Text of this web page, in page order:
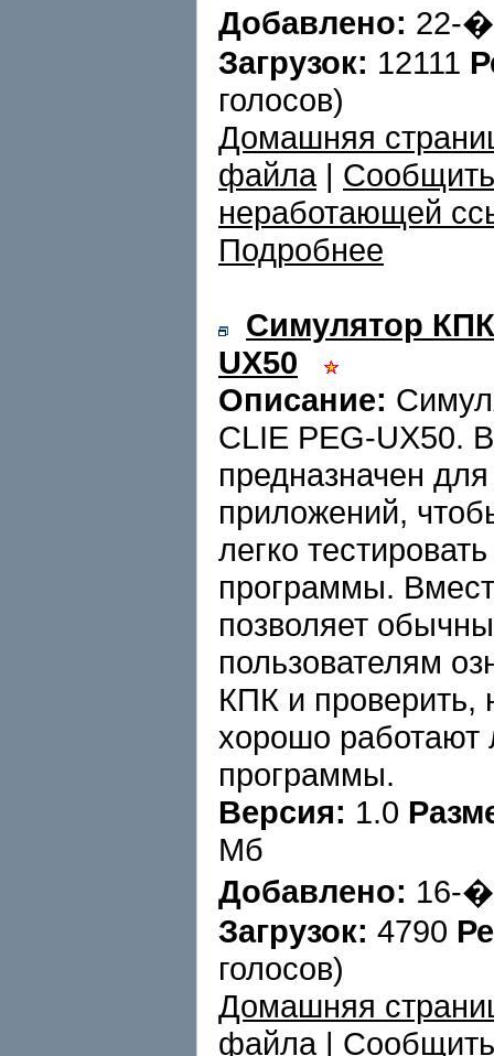
Добавлено: 22-
Загрузок: 12111
голосов)
Домашняя
файла|
неработающей
Подробнее
Симулятор
UX50
Описание:
CLIE PEG-UX50.
предназначен
приложений,
легко
программы.
позволяет
пользователям
КПК и проверить,
хорошо
программы.
Версия: 1.0
Мб
Добавлено: 16-
Загрузок: 4790
голосов)
Домашняя
файла|